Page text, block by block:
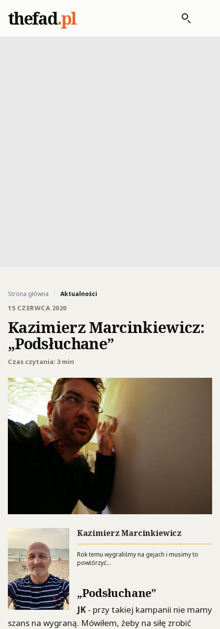
thefad.pl
Strona główna / Aktualności
15 CZERWCA 2020
Kazimierz Marcinkiewicz:
„Podsłuchane”
Czas czytania: 3 min
Kazimierz Marcinkiewicz
Rok temu wygraliśmy na gejach i musimy to
powtórzyć…
„Podsłuchane”
JK - przy takiej kampanii nie mamy
szans na wygraną. Mówiłem, żeby na siłę zrobić